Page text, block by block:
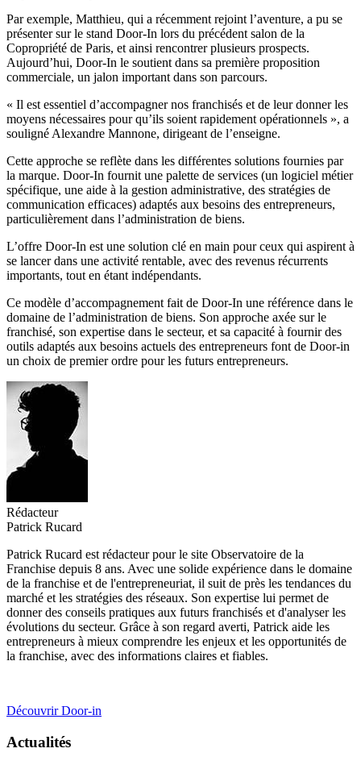
Par exemple, Matthieu, qui a récemment rejoint l’aventure, a pu se
présenter sur le stand Door-In lors du précédent salon de la
Copropriété de Paris, et ainsi rencontrer plusieurs prospects.
Aujourd’hui, Door-In le soutient dans sa première proposition
commerciale, un jalon important dans son parcours.
« Il est essentiel d’accompagner nos franchisés et de leur donner les
moyens nécessaires pour qu’ils soient rapidement opérationnels », a
souligné Alexandre Mannone, dirigeant de l’enseigne.
Cette approche se reflète dans les différentes solutions fournies par
la marque. Door-In fournit une palette de services (un logiciel métier
spécifique, une aide à la gestion administrative, des stratégies de
communication efficaces) adaptés aux besoins des entrepreneurs,
particulièrement dans l’administration de biens.
L’offre Door-In est une solution clé en main pour ceux qui aspirent à
se lancer dans une activité rentable, avec des revenus récurrents
importants, tout en étant indépendants.
Ce modèle d’accompagnement fait de Door-In une référence dans le
domaine de l’administration de biens. Son approche axée sur le
franchisé, son expertise dans le secteur, et sa capacité à fournir des
outils adaptés aux besoins actuels des entrepreneurs font de Door-in
un choix de premier ordre pour les futurs entrepreneurs.
Rédacteur
Patrick Rucard
Patrick Rucard est rédacteur pour le site Observatoire de la
Franchise depuis 8 ans. Avec une solide expérience dans le domaine
de la franchise et de l'entrepreneuriat, il suit de près les tendances du
marché et les stratégies des réseaux. Son expertise lui permet de
donner des conseils pratiques aux futurs franchisés et d'analyser les
évolutions du secteur. Grâce à son regard averti, Patrick aide les
entrepreneurs à mieux comprendre les enjeux et les opportunités de
la franchise, avec des informations claires et fiables.
Découvrir Door-in
Actualités